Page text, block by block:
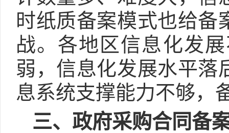
时纸质备案模式也给
战。各地区信息化发
弱，信息化发展水平落
息系统支撑能力不够，
三、政府采购合同备